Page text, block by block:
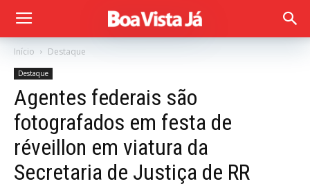
Início Destaque
Destaque
Agentes federais são
fotografados em festa de
réveillon em viatura da
Secretaria de Justiça de RR